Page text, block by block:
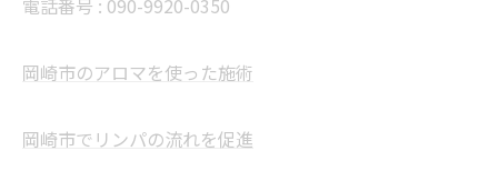
電話番号 : 090-9920-0350
岡崎市のアロマを使った施術
岡崎市でリンパの流れを促進